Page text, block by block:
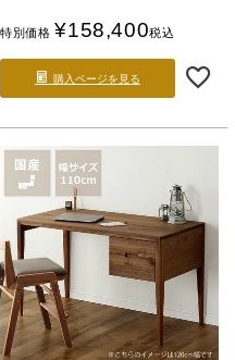
特別価格 ¥158,400税込
購入ページを見る